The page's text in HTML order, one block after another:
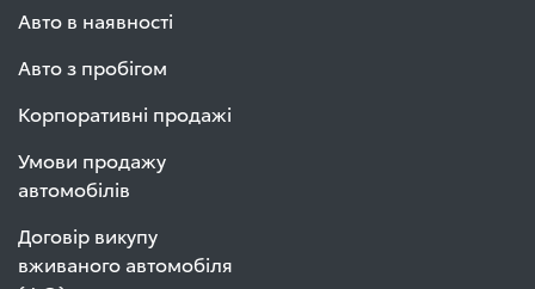
Авто в наявності
Авто з пробігом
Корпоративні продажі
Умови продажу
автомобілів
Договір викупу
вживаного автомобіля